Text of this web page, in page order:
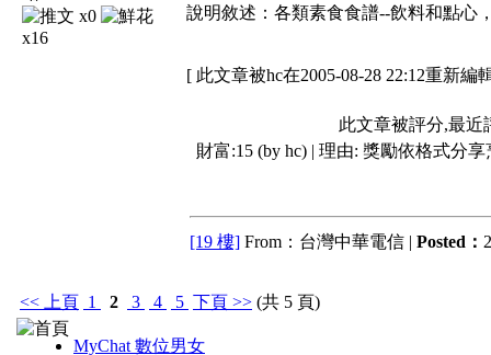
x0
x16
說明敘述：各類素食食譜--飲料和點心
[ 此文章被hc在2005-08-28 22:12重新編
此文章被評分,最近
財富:15 (by hc) | 理由: 獎勵依格式分
[19 樓] From：台灣中華電信 | Posted：
<< 上頁 1 2 3 4 5 下頁 >> (共 5 頁)
MyChat 數位男女